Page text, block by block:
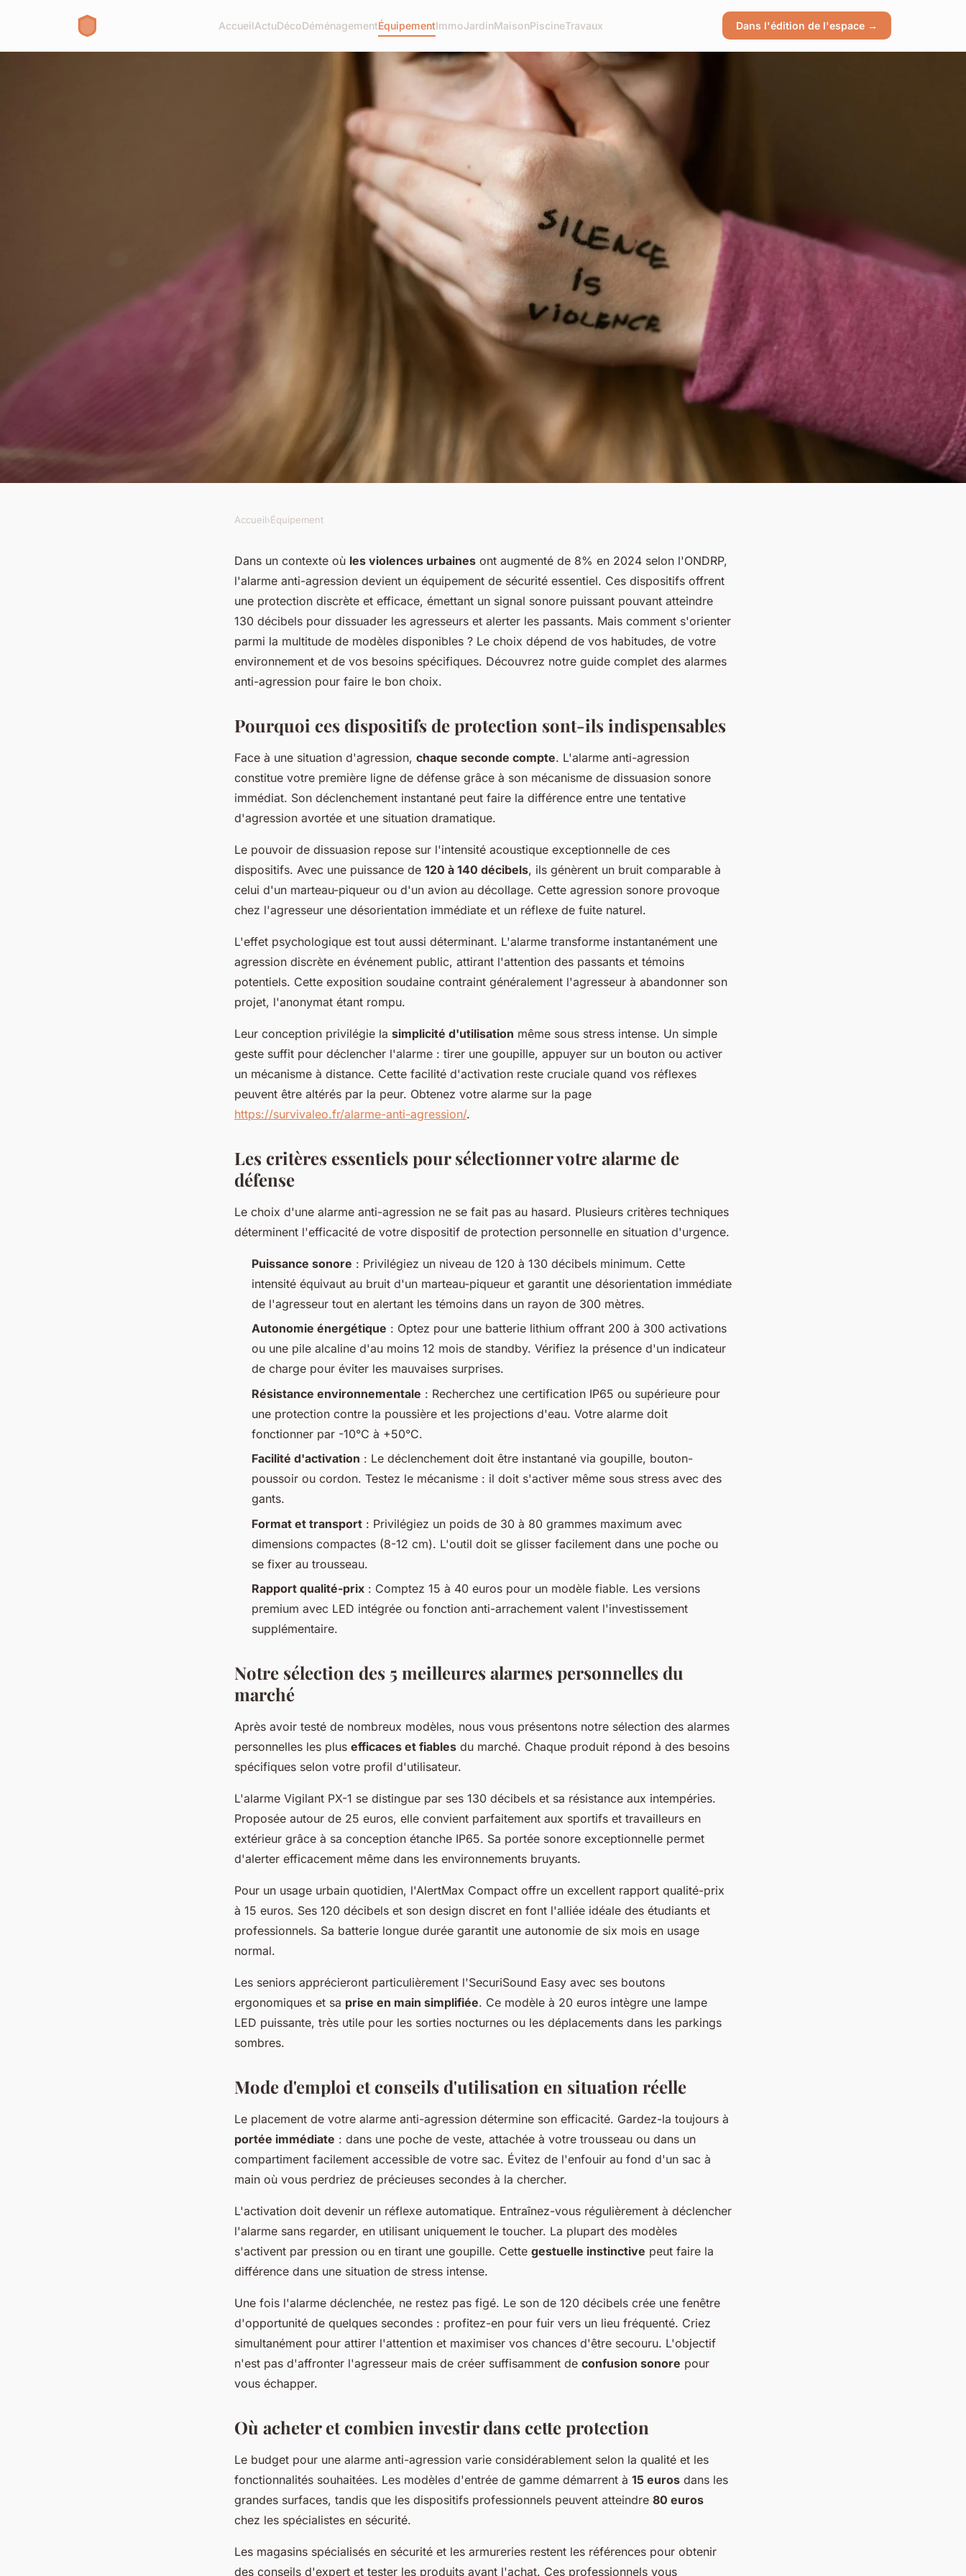
AccueilActuDécoDéménagementÉquipementImmoJardinMaisonPiscineTravaux Dans l'édition de l'espace →
Meilleur alarme anti-agression : guide
d'achat et conseils pratiques
8 min de lecture
Accueil›Équipement
Dans un contexte où les violences urbaines ont augmenté de 8% en 2024 selon l'ONDRP,
l'alarme anti-agression devient un équipement de sécurité essentiel. Ces dispositifs offrent
une protection discrète et efficace, émettant un signal sonore puissant pouvant atteindre
130 décibels pour dissuader les agresseurs et alerter les passants. Mais comment s'orienter
parmi la multitude de modèles disponibles ? Le choix dépend de vos habitudes, de votre
environnement et de vos besoins spécifiques. Découvrez notre guide complet des alarmes
anti-agression pour faire le bon choix.
Pourquoi ces dispositifs de protection sont-ils indispensables
Face à une situation d'agression, chaque seconde compte. L'alarme anti-agression
constitue votre première ligne de défense grâce à son mécanisme de dissuasion sonore
immédiat. Son déclenchement instantané peut faire la différence entre une tentative
d'agression avortée et une situation dramatique.
Le pouvoir de dissuasion repose sur l'intensité acoustique exceptionnelle de ces
dispositifs. Avec une puissance de 120 à 140 décibels, ils génèrent un bruit comparable à
celui d'un marteau-piqueur ou d'un avion au décollage. Cette agression sonore provoque
chez l'agresseur une désorientation immédiate et un réflexe de fuite naturel.
L'effet psychologique est tout aussi déterminant. L'alarme transforme instantanément une
agression discrète en événement public, attirant l'attention des passants et témoins
potentiels. Cette exposition soudaine contraint généralement l'agresseur à abandonner son
projet, l'anonymat étant rompu.
Leur conception privilégie la simplicité d'utilisation même sous stress intense. Un simple
geste suffit pour déclencher l'alarme : tirer une goupille, appuyer sur un bouton ou activer
un mécanisme à distance. Cette facilité d'activation reste cruciale quand vos réflexes
peuvent être altérés par la peur. Obtenez votre alarme sur la page
https://survivaleo.fr/alarme-anti-agression/.
Les critères essentiels pour sélectionner votre alarme de
défense
Le choix d'une alarme anti-agression ne se fait pas au hasard. Plusieurs critères techniques
déterminent l'efficacité de votre dispositif de protection personnelle en situation d'urgence.
Puissance sonore : Privilégiez un niveau de 120 à 130 décibels minimum. Cette
intensité équivaut au bruit d'un marteau-piqueur et garantit une désorientation immédiate
de l'agresseur tout en alertant les témoins dans un rayon de 300 mètres.
Autonomie énergétique : Optez pour une batterie lithium offrant 200 à 300 activations
ou une pile alcaline d'au moins 12 mois de standby. Vérifiez la présence d'un indicateur
de charge pour éviter les mauvaises surprises.
Résistance environnementale : Recherchez une certification IP65 ou supérieure pour
une protection contre la poussière et les projections d'eau. Votre alarme doit
fonctionner par -10°C à +50°C.
Facilité d'activation : Le déclenchement doit être instantané via goupille, bouton-
poussoir ou cordon. Testez le mécanisme : il doit s'activer même sous stress avec des
gants.
Format et transport : Privilégiez un poids de 30 à 80 grammes maximum avec
dimensions compactes (8-12 cm). L'outil doit se glisser facilement dans une poche ou
se fixer au trousseau.
Rapport qualité-prix : Comptez 15 à 40 euros pour un modèle fiable. Les versions
premium avec LED intégrée ou fonction anti-arrachement valent l'investissement
supplémentaire.
Notre sélection des 5 meilleures alarmes personnelles du
marché
Après avoir testé de nombreux modèles, nous vous présentons notre sélection des alarmes
personnelles les plus efficaces et fiables du marché. Chaque produit répond à des besoins
spécifiques selon votre profil d'utilisateur.
L'alarme Vigilant PX-1 se distingue par ses 130 décibels et sa résistance aux intempéries.
Proposée autour de 25 euros, elle convient parfaitement aux sportifs et travailleurs en
extérieur grâce à sa conception étanche IP65. Sa portée sonore exceptionnelle permet
d'alerter efficacement même dans les environnements bruyants.
Pour un usage urbain quotidien, l'AlertMax Compact offre un excellent rapport qualité-prix
à 15 euros. Ses 120 décibels et son design discret en font l'alliée idéale des étudiants et
professionnels. Sa batterie longue durée garantit une autonomie de six mois en usage
normal.
Les seniors apprécieront particulièrement l'SecuriSound Easy avec ses boutons
ergonomiques et sa prise en main simplifiée. Ce modèle à 20 euros intègre une lampe
LED puissante, très utile pour les sorties nocturnes ou les déplacements dans les parkings
sombres.
Mode d'emploi et conseils d'utilisation en situation réelle
Le placement de votre alarme anti-agression détermine son efficacité. Gardez-la toujours à
portée immédiate : dans une poche de veste, attachée à votre trousseau ou dans un
compartiment facilement accessible de votre sac. Évitez de l'enfouir au fond d'un sac à
main où vous perdriez de précieuses secondes à la chercher.
L'activation doit devenir un réflexe automatique. Entraînez-vous régulièrement à déclencher
l'alarme sans regarder, en utilisant uniquement le toucher. La plupart des modèles
s'activent par pression ou en tirant une goupille. Cette gestuelle instinctive peut faire la
différence dans une situation de stress intense.
Une fois l'alarme déclenchée, ne restez pas figé. Le son de 120 décibels crée une fenêtre
d'opportunité de quelques secondes : profitez-en pour fuir vers un lieu fréquenté. Criez
simultanément pour attirer l'attention et maximiser vos chances d'être secouru. L'objectif
n'est pas d'affronter l'agresseur mais de créer suffisamment de confusion sonore pour
vous échapper.
Où acheter et combien investir dans cette protection
Le budget pour une alarme anti-agression varie considérablement selon la qualité et les
fonctionnalités souhaitées. Les modèles d'entrée de gamme démarrent à 15 euros dans les
grandes surfaces, tandis que les dispositifs professionnels peuvent atteindre 80 euros
chez les spécialistes en sécurité.
Les magasins spécialisés en sécurité et les armureries restent les références pour obtenir
des conseils d'expert et tester les produits avant l'achat. Ces professionnels vous